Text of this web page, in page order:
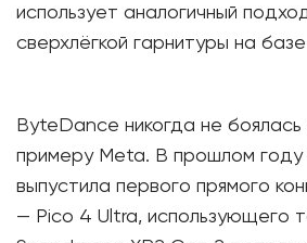
использует аналогичный
сверхлёгкой гарнитуры на
ByteDance никогда не
примеру Meta. В прошлом году
выпустила первого прямого
— Pico 4 Ultra, использующего